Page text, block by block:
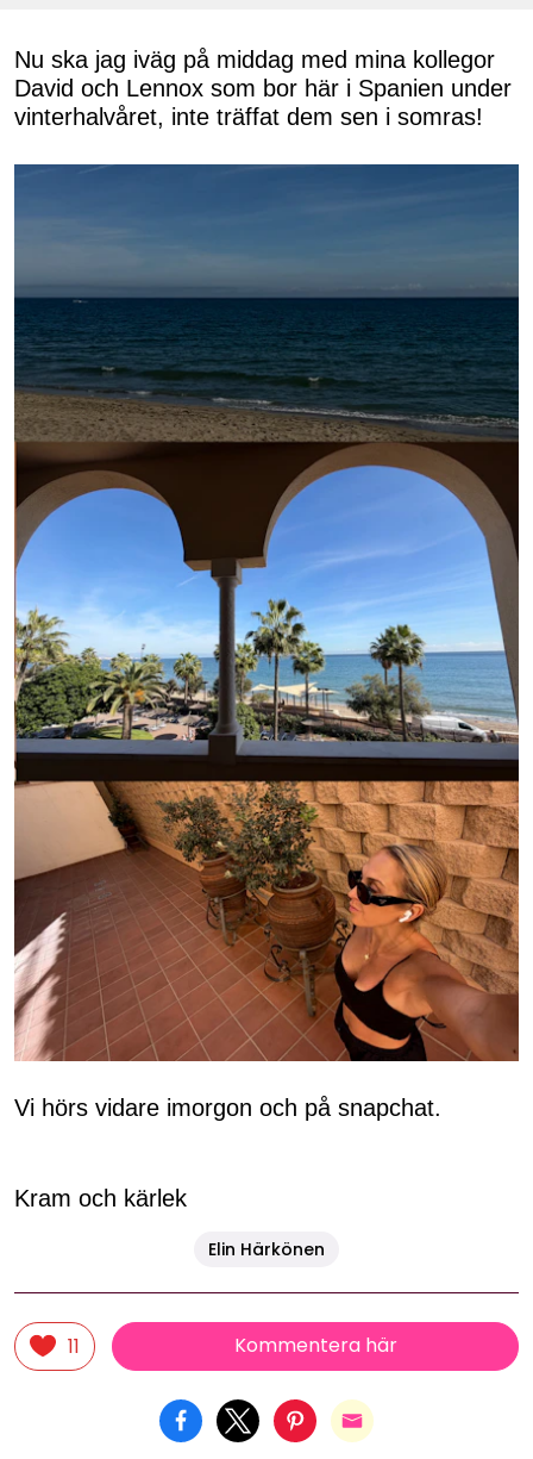
Nu ska jag iväg på middag med mina kollegor
David och Lennox som bor här i Spanien under
vinterhalvåret, inte träffat dem sen i somras!
Vi hörs vidare imorgon och på snapchat.
Kram och kärlek
Elin Härkönen
11 Kommentera här